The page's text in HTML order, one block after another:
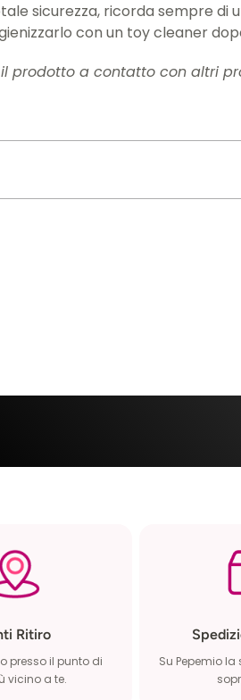
sicurezza, ricorda sempre di
con un toy cleaner
prodotto a contatto con altri
Ritiro
presso il punto di
vicino a te.
Su Pepemio